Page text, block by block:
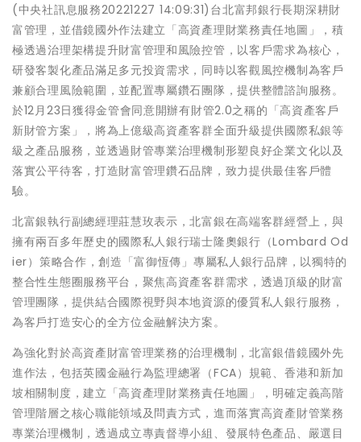
(中央社訊息服務20221227 14:09:31)台北富邦銀行長期深耕財
富管理，並借鏡國外作法建立「高資產理財業務責任地圖」，積
極透過治理架構提升財富管理和風險控管，以客戶需求為核心，
研發客製化產品滿足多元投資需求，同時以客觀風控機制為客戶
兼顧合理風險範圍，並配置專屬鑽石團隊，提供整體諮詢服務。
於12月23日獲得金管會同意開辦有財管2.0之稱的「高資產客戶
新財管方案」，將為上億級高資產客群全面升級提供國際私銀等
級之產品服務，並透過財管專業治理機制形塑良好企業文化以及
落實公平待客，打造財富管理鑽石品牌，致力提供最佳客戶體
驗。
北富銀執行副總經理莊慧玫表示，北富銀在高端客群經營上，與
擁有兩百多年歷史的國際私人銀行瑞士隆奧銀行（Lombard Od
ier）策略合作，創造「富御恆傳」專屬私人銀行品牌，以獨特的
整合性生態圈服務平台，聚焦高資產客群需求，透過頂級的財富
管理團隊，提供結合國際視野與本地資源的優質私人銀行服務，
為客戶打造安心的全方位金融解決方案。
為強化對於高資產財富管理業務的治理機制，北富銀借鏡國外先
進作法，包括英國金融行為監理總署（FCA）規範、香港和新加
坡相關制度，建立「高資產理財業務責任地圖」，明確定義高階
管理階層之核心職能領域及問責方式，進而落實高資產財管業務
專業治理機制，透過成立專責督導小組、發展特色產品、嚴選目